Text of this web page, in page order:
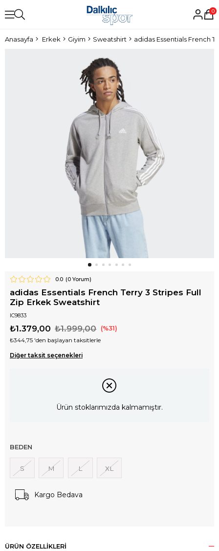
0
Anasayfa Erkek Giyim Sweatshirt
0.0 (0Yorum)
adidas Essentials French Terry 3 Stripes Full
Zip Erkek Sweatshirt
IC9833
₺1.999,00
₺1.379,00 31
₺344,75 'den başlayan taksitlerle
Diğer taksit seçenekleri
Ürün stoklarımızda kalmamıştır.
BEDEN
S M L XL
Kargo Bedava
ÜRÜN ÖZELLIKLERI